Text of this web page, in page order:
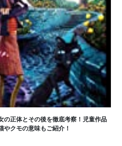
の正体とその後を徹底考察！児童作品
クモの意味もご紹介！